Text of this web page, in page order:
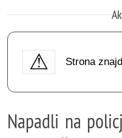
Strona
Napadli na